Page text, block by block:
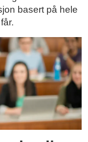
basert på hele